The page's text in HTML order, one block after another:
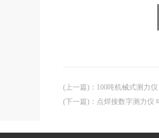
(上一篇) ： 100吨机械式测力
(下一篇) ： 点焊接数字测力仪